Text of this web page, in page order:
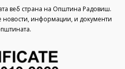
веб страна на Општина Радовиш.
новости, информации, и документи